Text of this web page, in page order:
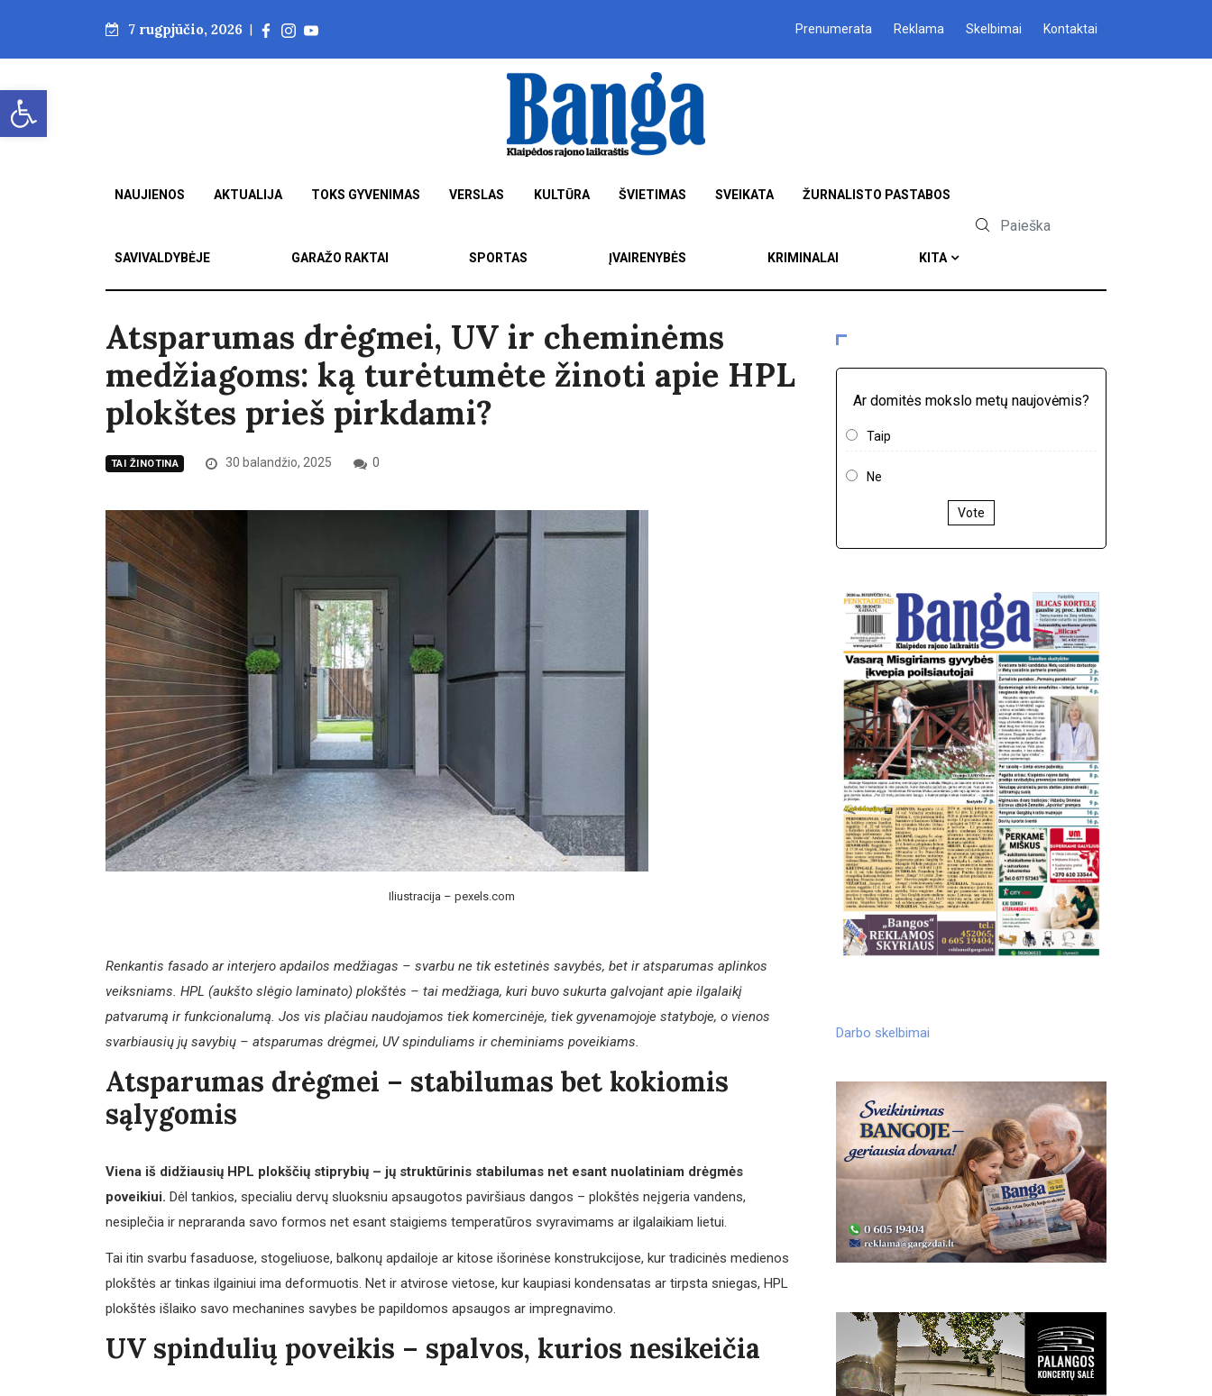
Open toolbar
7 rugpjūčio, 2026 | Prenumerata Reklama Skelbimai Kontaktai
NAUJIENOS AKTUALIJA TOKS GYVENIMAS VERSLAS KULTŪRA ŠVIETIMAS SVEIKATA ŽURNALISTO PASTABOS
SAVIVALDYBĖJE GARAŽO RAKTAI SPORTAS ĮVAIRENYBĖS KRIMINALAI KITA
Atsparumas drėgmei, UV ir cheminėms
medžiagoms: ką turėtumėte žinoti apie HPL
plokštes prieš pirkdami?
TAI ŽINOTINA 30 balandžio, 2025 0
Iliustracija – pexels.com
Renkantis fasado ar interjero apdailos medžiagas – svarbu ne tik estetinės savybės, bet ir atsparumas aplinkos
veiksniams. HPL (aukšto slėgio laminato) plokštės – tai medžiaga, kuri buvo sukurta galvojant apie ilgalaikį
patvarumą ir funkcionalumą. Jos vis plačiau naudojamos tiek komercinėje, tiek gyvenamojoje statyboje, o vienos
svarbiausių jų savybių – atsparumas drėgmei, UV spinduliams ir cheminiams poveikiams.
Atsparumas drėgmei – stabilumas bet kokiomis
sąlygomis
Viena iš didžiausių HPL plokščių stiprybių – jų struktūrinis stabilumas net esant nuolatiniam drėgmės
poveikiui. Dėl tankios, specialiu dervų sluoksniu apsaugotos paviršiaus dangos – plokštės neįgeria vandens,
nesiplečia ir nepraranda savo formos net esant staigiems temperatūros svyravimams ar ilgalaikiam lietui.
Tai itin svarbu fasaduose, stogeliuose, balkonų apdailoje ar kitose išorinėse konstrukcijose, kur tradicinės medienos
plokštės ar tinkas ilgainiui ima deformuotis. Net ir atvirose vietose, kur kaupiasi kondensatas ar tirpsta sniegas, HPL
plokštės išlaiko savo mechanines savybes be papildomos apsaugos ar impregnavimo.
UV spindulių poveikis – spalvos, kurios nesikeičia
Ar domitės mokslo metų naujovėmis?
Taip
Ne
Vote
Darbo skelbimai